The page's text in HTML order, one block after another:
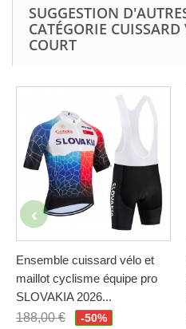
SUGGESTION
CATÉGORIE
COURT
Ensemble cuissard vélo et
maillot cyclisme équipe pro
SLOVAKIA 2026...
188,00 €
-50%